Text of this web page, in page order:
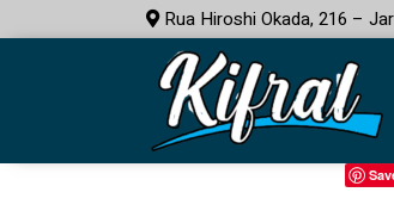
Rua Hiroshi Okada, 216 –